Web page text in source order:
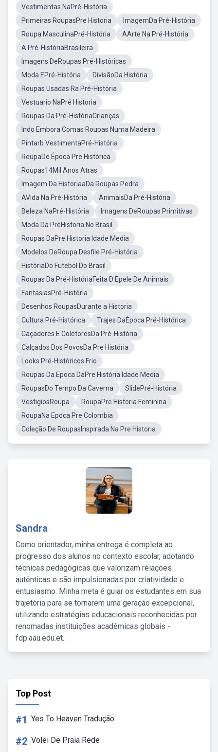
Vestimentas NaPré-História
Primeiras RoupasPre Historia
ImagemDa Pré-História
Roupa MasculinaPré-História
AArte Na Pré-História
A Pré-HistóriaBrasileira
Imagens DeRoupas Pré-Históricas
Moda EPré-História
DivisãoDa História
Roupas Usadas Ra Pré-História
Vestuario NaPré Historia
Roupas Da Pré-HistóriaCrianças
Indo Embora Comas Roupas Numa Madeira
Pintarb VestimentaPré-História
RoupaDe Época Pre Histórica
Roupas14Mil Anos Atras
Imagem Da HistoriaaDa Roupas Pedra
AVida Na Pré-História
AnimaisDa Pré-História
Beleza NaPré-História
Imagens DeRoupas Primitivas
Moda Da PréHistoria No Brasil
Roupas DaPre Historia Idade Media
Modelos DeRoupa Desfile Pré-História
HistóriaDo Futebol Do Brasil
Roupas Da Pré-HistóriaFeita D Epele De Animais
FantasiasPré-História
Desenhos RoupasDurante a Historia
Cultura Pré-Histórica
Trajes DaÉpoca Pré-Histórica
Caçadores E ColetoresDa Pré-História
Calçados Dos PovosDa Pre História
Looks Pré-Históricos Frio
Roupas Da Epoca DaPre História Idade Media
RoupasDo Tempo Da Caverna
SlidePré-História
VestigiosRoupa
RoupaPre Historia Feminina
RoupaNa Epoca Pre Colombia
Coleção De RoupasInspirada Na Pre Historia
Sandra
Como orientador, minha entrega é completa ao
progresso dos alunos no contexto escolar, adotando
técnicas pedagógicas que valorizam relações
autênticas e são impulsionadas por criatividade e
entusiasmo. Minha meta é guiar os estudantes em sua
trajetória para se tornarem uma geração excepcional,
utilizando estratégias educacionais reconhecidas por
renomadas instituições acadêmicas globais -
fdp.aau.edu.et.
Top Post
#1 Yes To Heaven Tradução
#2 Volei De Praia Rede